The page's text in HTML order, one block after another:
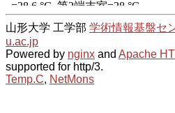
山形大学 工学部 学術情報基盤セ
u.ac.jp
Powered by nginx and Apache
supported for http/3.
Temp.C, NetMons